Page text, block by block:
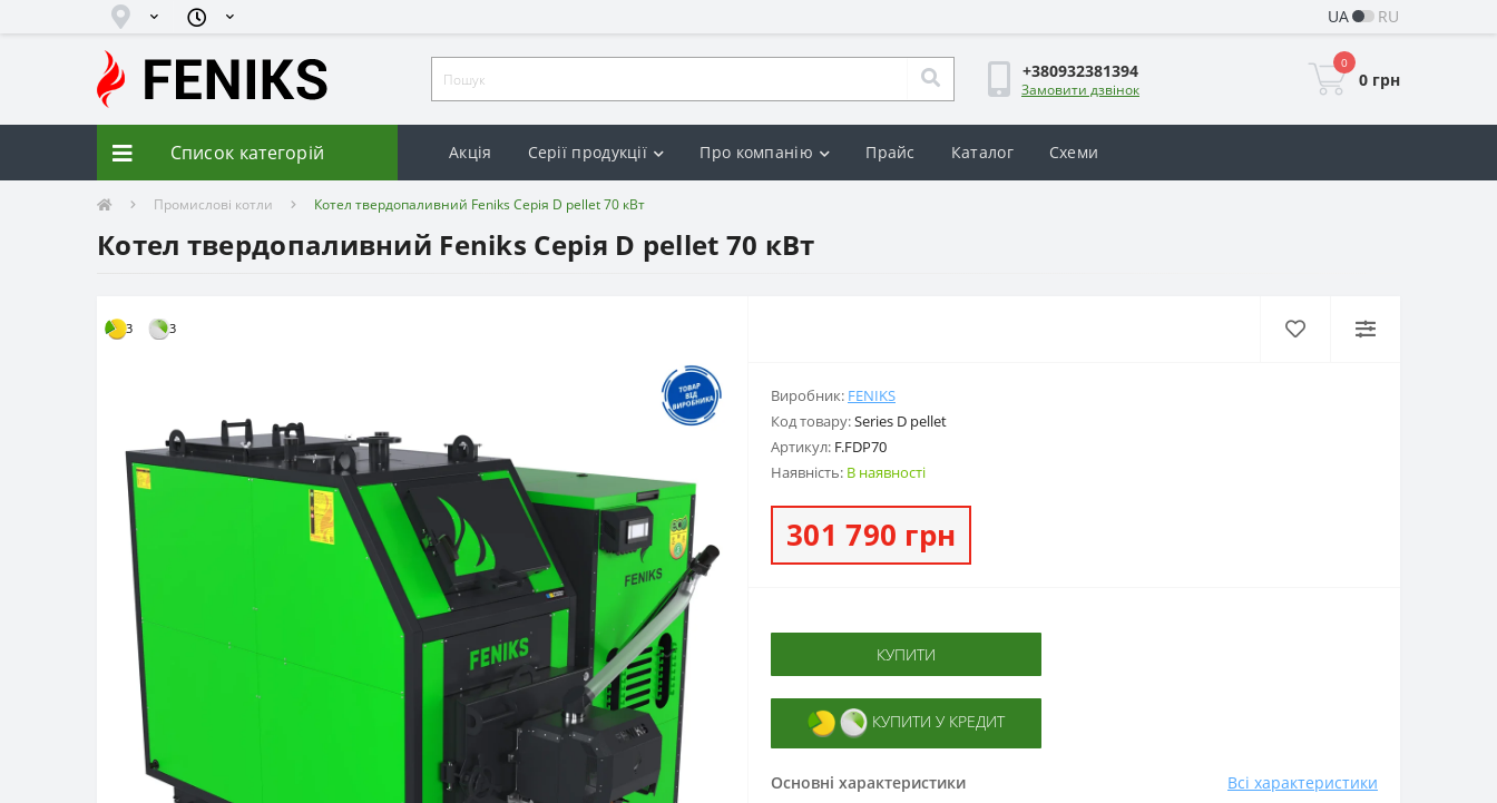
UA RU
+380932381394
Замовити дзвінок
0
0 грн
Список категорій Акція Серії продукції Про компанію Прайс Каталог Схеми
Промислові котли Котел твердопаливний Feniks Серія D pellet 70 кВт
Котел твердопаливний Feniks Серія D pellet 70 кВт
3 3
Виробник: FENIKS
Код товару:Series D pellet
Артикул: F.FDP70
Наявність: В наявності
301 790 грн
Основні характеристики Всі характеристики
КУПИТИ
КУПИТИ У КРЕДИТ